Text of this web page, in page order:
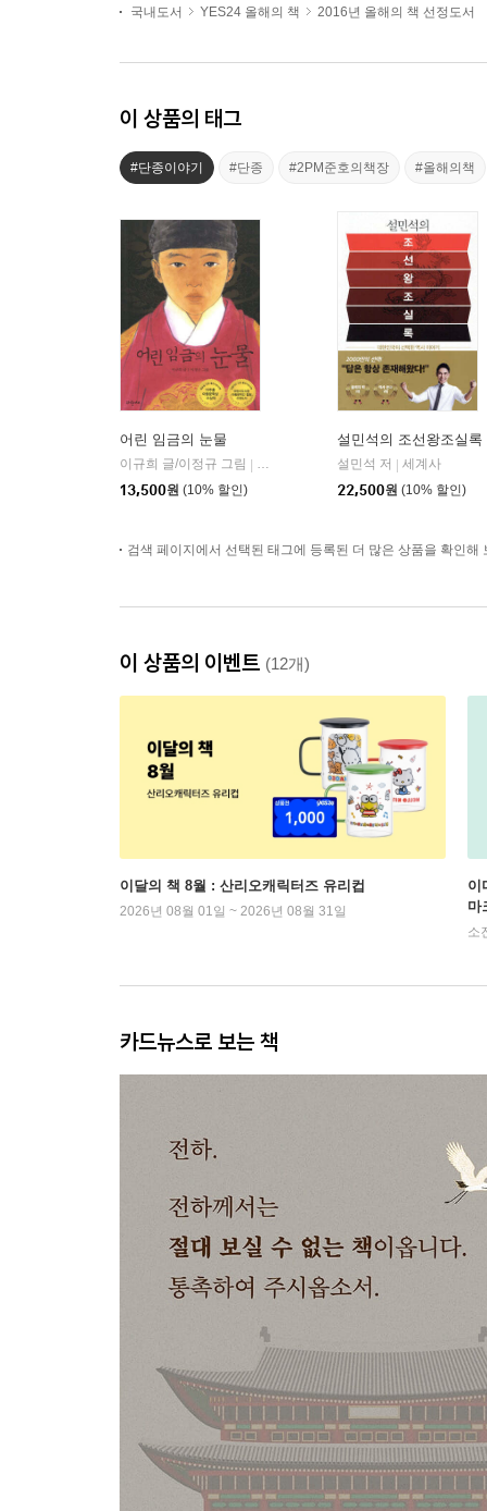
국내도서
YES24 올해의 책 2016년 올해의 책 선정도서
이 상품의 태그
#단종이야기 #단종 #2PM준호의책장 #올해의책
어린 임금의 눈물
이규희 글/이정규 그림
파랑새어린이
13,500원 (10% 할인)
설민석의 조선왕조실록
설민석 저
세계사
22,500원 (10% 할인)
검색 페이지에서 선택된 태그에 등록된 더 많은 상품을 확인해
이 상품의 이벤트 (12개)
이달의 책 8월 : 산리오캐릭터즈 유리컵
2026년 08월 01일 ~ 2026년 08월 31일
이
마
소
카드뉴스로 보는 책